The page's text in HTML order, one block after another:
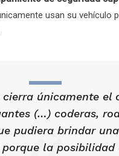
usan su vehículo
cierra únicamente el
(…) coderas,
pudiera brindar
la posibilidad